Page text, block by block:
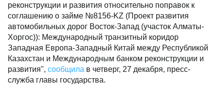
реконструкции и развития относительно поправок к
соглашению о займе №8156-KZ (Проект развития
автомобильных дорог Восток-Запад (участок Алматы-
Хоргос)): Международный транзитный коридор
Западная Европа-Западный Китай между Республикой
Казахстан и Международным банком реконструкции и
развития", сообщила в четверг, 27 декабря, пресс-
служба главы государства.